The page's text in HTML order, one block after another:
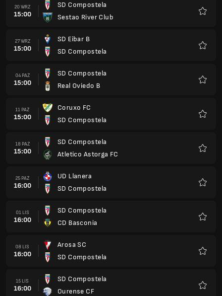
20 WRZ
15:00
SD Compostela
Sestao River Club
27 WRZ
15:00
SD Eibar B
SD Compostela
04 PAŹ
15:00
SD Compostela
Real Oviedo B
11 PAŹ
15:00
Coruxo FC
SD Compostela
18 PAŹ
15:00
SD Compostela
Atletico Astorga FC
25 PAŹ
16:00
UD Llanera
SD Compostela
01 LIS
16:00
SD Compostela
CD Basconia
08 LIS
16:00
Arosa SC
SD Compostela
15 LIS
16:00
SD Compostela
Ourense CF